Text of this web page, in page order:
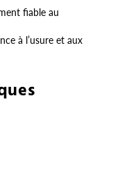
fiable au
à l’usure et aux